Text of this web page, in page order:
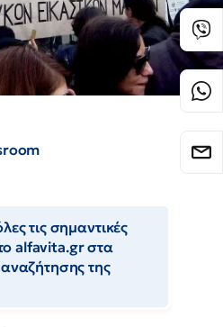
τις σημαντικές
alfavita.gr στα
της